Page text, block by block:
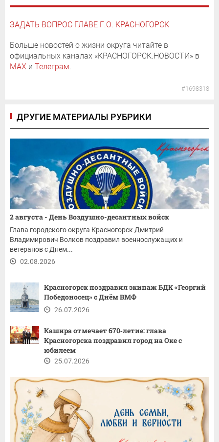
ЗАДАТЬ ВОПРОС ГЛАВЕ Г.О. КРАСНОГОРСК
Больше новостей о жизни округа читайте в
официальных каналах «КРАСНОГОРСК.НОВОСТИ» в
MAX и Телеграм.
#1698318
ДРУГИЕ МАТЕРИАЛЫ РУБРИКИ
2 августа - День Воздушно-десантных войск
Глава городского округа Красногорск Дмитрий
Владимирович Волков поздравил военнослужащих и
ветеранов с Днем...
02.08.2026
Красногорск поздравил экипаж БДК «Георгий
Победоносец» с Днём ВМФ
26.07.2026
Кашира отмечает 670‑летие: глава
Красногорска поздравил город на Оке с
юбилеем
25.07.2026